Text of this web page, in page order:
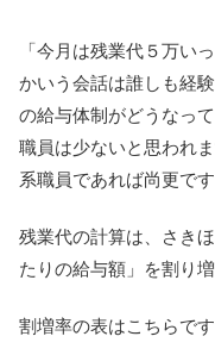
「今月は残業代５万い
かいう会話は誰しも経
の給与体制がどうなっ
職員は少ないと思われ
系職員であれば尚更です
残業代の計算は、さき
たりの給与額」を割り
割増率の表はこちらで